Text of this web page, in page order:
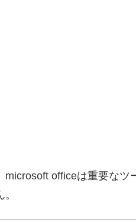
microsoft officeは重要な